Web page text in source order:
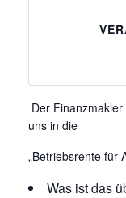
Der
uns in die
„Betriebsrente für
Was ist das